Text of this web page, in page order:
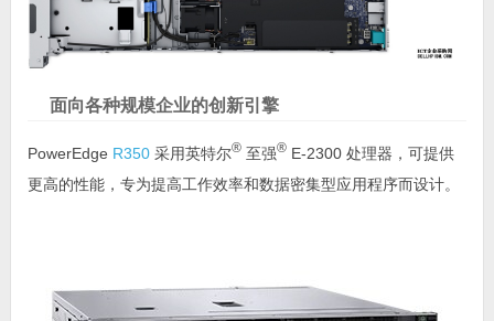
面向各种规模企业的创新引擎
PowerEdge R350采用英特尔®至强®E-2300 处理器，可提供
更高的性能，专为提高工作效率和数据密集型应用程序而设计。